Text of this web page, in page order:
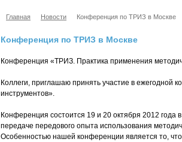
Главная Новости Конференция по ТРИЗ в Москве
Конференция по ТРИЗ в Москве
Конференция «ТРИЗ. Практика применения
Коллеги, приглашаю принять участие в ежегодной
инструментов».
Конференция состоится 19 и 20 октября 2012
передаче передового опыта использования
Особенностью нашей конференции является то,